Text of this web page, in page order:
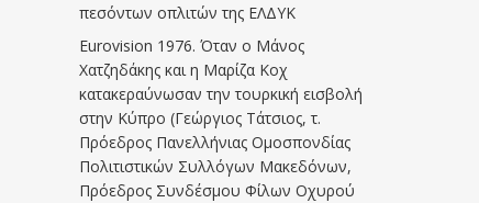
πεσόντων οπλιτών της ΕΛΔΥΚ
Eurovision 1976. Όταν ο Μάνος
Χατζηδάκης και η Μαρίζα Κοχ
κατακεραύνωσαν την τουρκική εισβολή
στην Κύπρο (Γεώργιος Τάτσιος, τ.
Πρόεδρος Πανελλήνιας Ομοσπονδίας
Πολιτιστικών Συλλόγων Μακεδόνων,
Πρόεδρος Συνδέσμου Φίλων Οχυρού